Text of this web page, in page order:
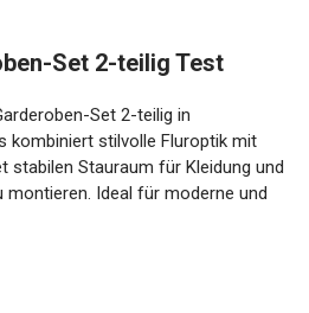
Set 2-teilig Test
Set 2-teilig in
kombiniert stilvolle Fluroptik mit
stabilen Stauraum für Kleidung und
Ideal für moderne und